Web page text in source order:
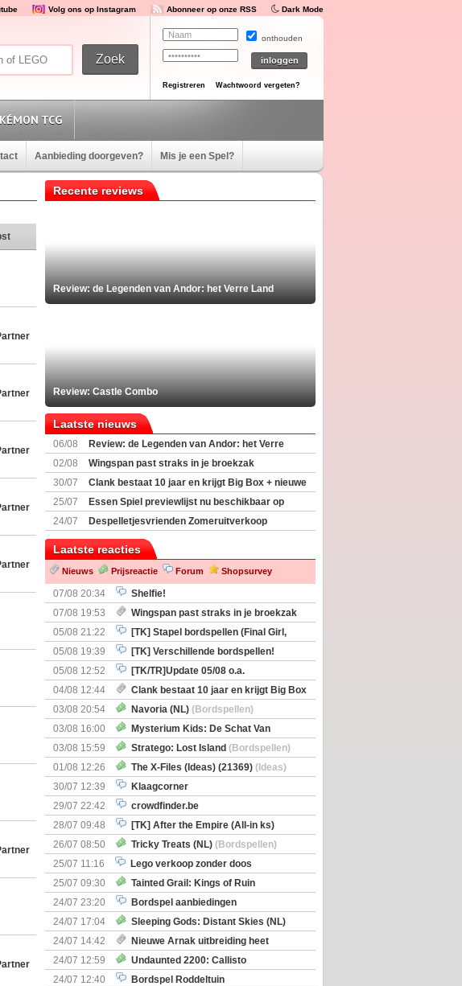
Volg ons op Instagram Abonneer op onze RSS Dark Mode
onthouden
Registreren Wachtwoord vergeten?
TCG
Aanbieding doorgeven? Mis je een Spel?
Recente reviews
Review: de Legenden van Andor: het Verre Land
Review: Castle Combo
Laatste nieuws
06/08
Review: de Legenden van Andor: het Verre
Land
02/08
Wingspan past straks in je broekzak
30/07
Clank bestaat 10 jaar en krijgt Big Box + nieuwe
uitbreiding
25/07
Essen Spiel previewlijst nu beschikbaar op
Boardgamegeek
24/07
Despelletjesvrienden Zomeruitverkoop
Laatste reacties
Nieuws Prijsreactie Forum Shopsurvey
07/08 20:34
Shelfie!
07/08 19:53
Wingspan past straks in je broekzak
05/08 21:22
[TK] Stapel bordspellen (Final Girl,
Nemesis Retaliation, Zombicide Invader)
05/08 19:39
[TK] Verschillende bordspellen!
05/08 12:52
[TK/TR]Update 05/08 o.a.
Prijsverlagingen, Imperium Horizons, 20 Strong
04/08 12:44
Clank bestaat 10 jaar en krijgt Big Box
+ nieuwe uitbreiding
03/08 20:54 Navoria (NL) (Bordspellen)
03/08 16:00
Mysterium Kids: De Schat Van
Kapitein Boe
(Bordspellen)
03/08 15:59 Stratego: Lost Island (Bordspellen)
01/08 12:26
The X-Files (Ideas) (21369) (Ideas)
30/07 12:39
Klaagcorner
29/07 22:42
crowdfinder.be
28/07 09:48
[TK] After the Empire (All-in ks)
26/07 08:50
Tricky Treats (NL) (Bordspellen)
25/07 11:16
Lego verkoop zonder doos
25/07 09:30
Tainted Grail: Kings of Ruin
Uitbreiding: Wyrd Encounters(Bordspellen)
24/07 23:20
Bordspel aanbiedingen
24/07 17:04
Sleeping Gods: Distant Skies (NL)
(Bordspellen)
24/07 14:42
Nieuwe Arnak uitbreiding heet
Surprise Shipments
24/07 12:59
Undaunted 2200: Callisto
(Bordspellen)
24/07 12:40
Bordspel Roddeltuin